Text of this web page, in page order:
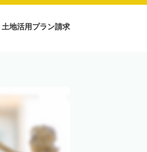
土地活用プラン請求